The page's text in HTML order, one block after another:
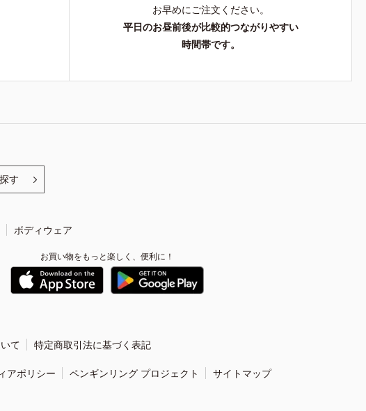
お早めにご注文ください。
平日のお昼前後が比較的つながりやすい
時間帯です。
す
ボディウェア
お買い物をもっと楽しく、便利に！
て 特定商取引法に基づく表記
アポリシー ペンギンリング プロジェクト サイトマップ